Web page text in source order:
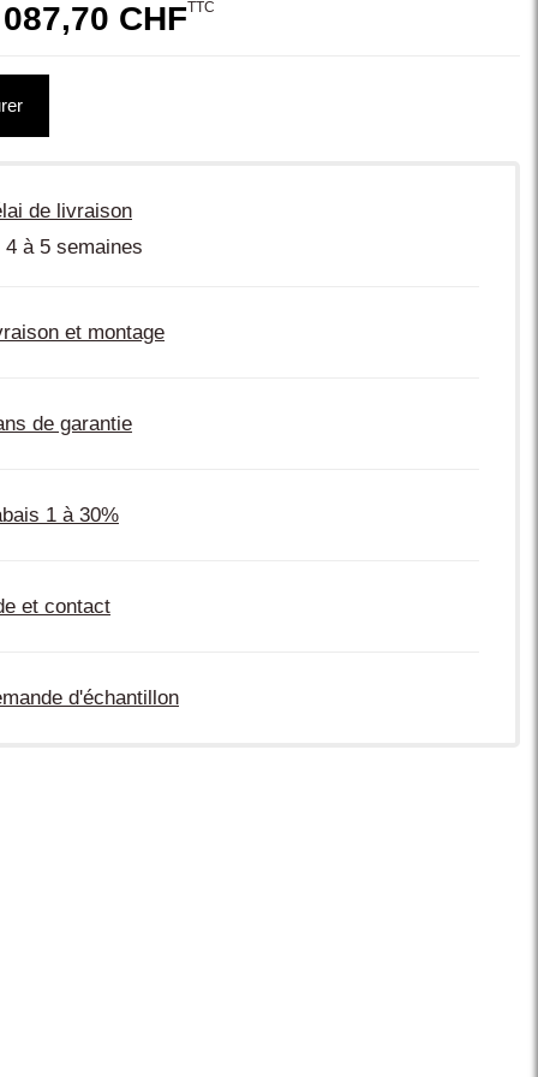
CHFTTC
de livraison
à 5 semaines
et montage
de garantie
1 à 30%
et contact
d'échantillon